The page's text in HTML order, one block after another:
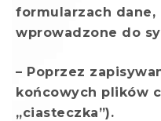
formularzach dane,
wprowadzone do
– Poprzez
końcowych plików
„ciasteczka”).